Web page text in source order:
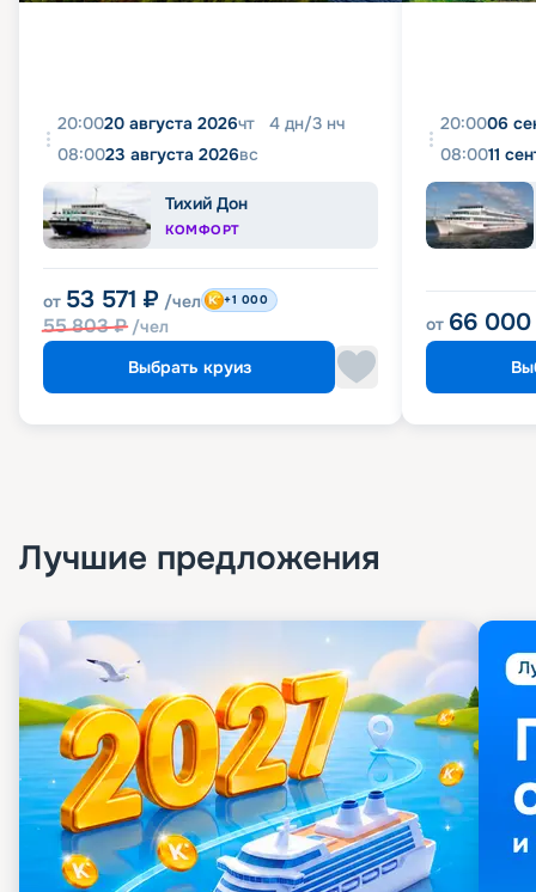
20:0020 августа 2026чт 4 дн/3 нч
08:0023 августа 2026вс
Тихий Дон
КОМФОРТ
от 53 571 ₽ /чел
55 803₽ /чел
+1 000
Выбрать круиз
20:0006
08:0011
от 66 000
Лучшие предложения